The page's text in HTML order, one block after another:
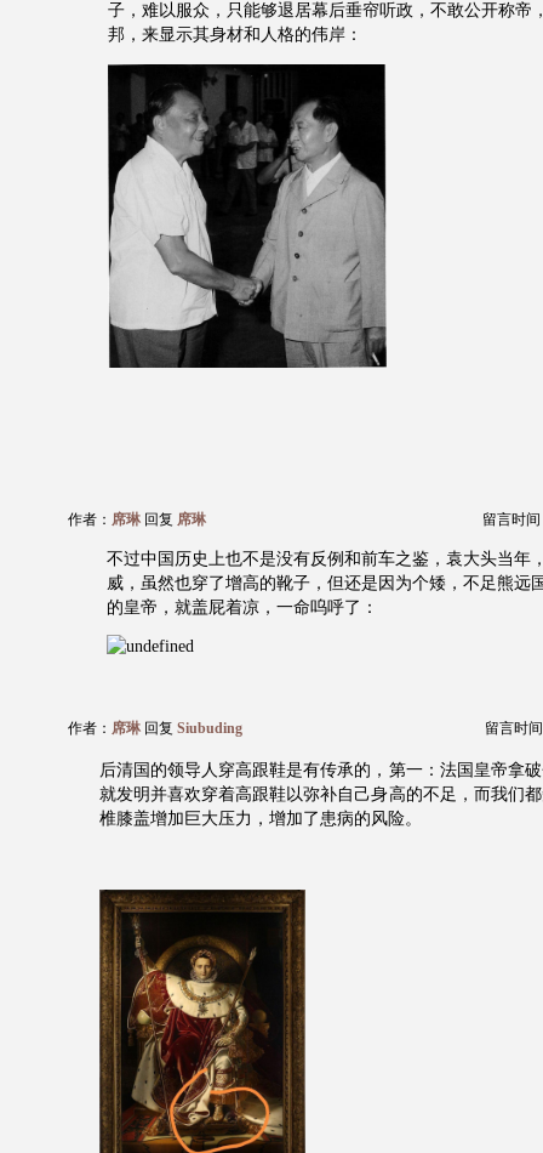
子，难以服众，只能够退居幕后垂帘听政，不敢公开称帝
邦，来显示其身材和人格的伟岸：
作者： 席琳 回复 席琳 留言时间
不过中国历史上也不是没有反例和前车之鉴，袁大头当年
威，虽然也穿了增高的靴子，但还是因为个矮，不足熊远
的皇帝，就盖屁着凉，一命呜呼了：
作者： 席琳 回复 Siubuding 留言时
后清国的领导人穿高跟鞋是有传承的，第一：法国皇帝拿
就发明并喜欢穿着高跟鞋以弥补自己身高的不足，而我们
椎膝盖增加巨大压力，增加了患病的风险。